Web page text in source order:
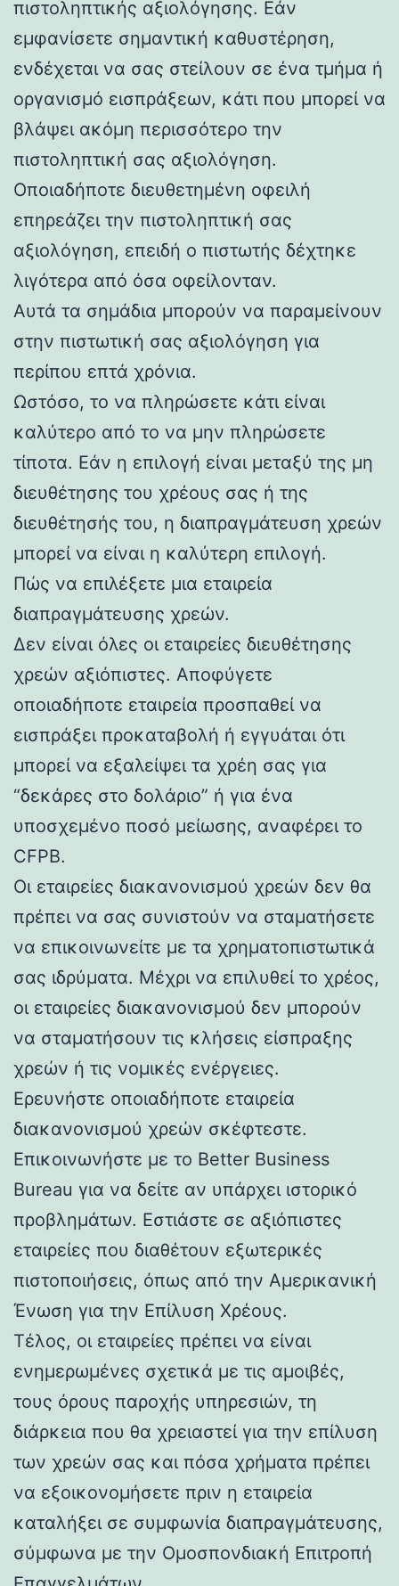
πιστοληπτικής αξιολόγησης. Εάν
εμφανίσετε σημαντική καθυστέρηση,
ενδέχεται να σας στείλουν σε ένα τμήμα ή
οργανισμό εισπράξεων, κάτι που μπορεί να
βλάψει ακόμη περισσότερο την
πιστοληπτική σας αξιολόγηση.
Οποιαδήποτε διευθετημένη οφειλή
επηρεάζει την πιστοληπτική σας
αξιολόγηση, επειδή ο πιστωτής δέχτηκε
λιγότερα από όσα οφείλονταν.
Αυτά τα σημάδια μπορούν να παραμείνουν
στην πιστωτική σας αξιολόγηση για
περίπου επτά χρόνια.
Ωστόσο, το να πληρώσετε κάτι είναι
καλύτερο από το να μην πληρώσετε
τίποτα. Εάν η επιλογή είναι μεταξύ της μη
διευθέτησης του χρέους σας ή της
διευθέτησής του, η διαπραγμάτευση χρεών
μπορεί να είναι η καλύτερη επιλογή.
Πώς να επιλέξετε μια εταιρεία
διαπραγμάτευσης χρεών.
Δεν είναι όλες οι εταιρείες διευθέτησης
χρεών αξιόπιστες. Αποφύγετε
οποιαδήποτε εταιρεία προσπαθεί να
εισπράξει προκαταβολή ή εγγυάται ότι
μπορεί να εξαλείψει τα χρέη σας για
“δεκάρες στο δολάριο” ή για ένα
υποσχεμένο ποσό μείωσης, αναφέρει το
CFPB.
Οι εταιρείες διακανονισμού χρεών δεν θα
πρέπει να σας συνιστούν να σταματήσετε
να επικοινωνείτε με τα χρηματοπιστωτικά
σας ιδρύματα. Μέχρι να επιλυθεί το χρέος,
οι εταιρείες διακανονισμού δεν μπορούν
να σταματήσουν τις κλήσεις είσπραξης
χρεών ή τις νομικές ενέργειες.
Ερευνήστε οποιαδήποτε εταιρεία
διακανονισμού χρεών σκέφτεστε.
Επικοινωνήστε με το Better Business
Bureau για να δείτε αν υπάρχει ιστορικό
προβλημάτων. Εστιάστε σε αξιόπιστες
εταιρείες που διαθέτουν εξωτερικές
πιστοποιήσεις, όπως από την Αμερικανική
Ένωση για την Επίλυση Χρέους.
Τέλος, οι εταιρείες πρέπει να είναι
ενημερωμένες σχετικά με τις αμοιβές,
τους όρους παροχής υπηρεσιών, τη
διάρκεια που θα χρειαστεί για την επίλυση
των χρεών σας και πόσα χρήματα πρέπει
να εξοικονομήσετε πριν η εταιρεία
καταλήξει σε συμφωνία διαπραγμάτευσης,
σύμφωνα με την Ομοσπονδιακή Επιτροπή